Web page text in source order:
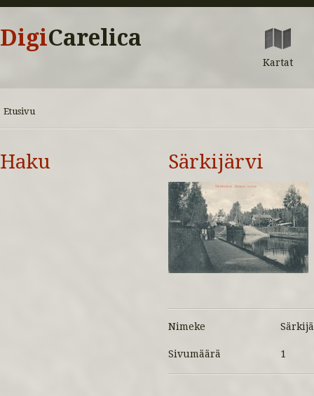
DigiCarelica
Kartat
Etusivu
Haku Särkijärvi
Nimeke
Sivumäärä 1